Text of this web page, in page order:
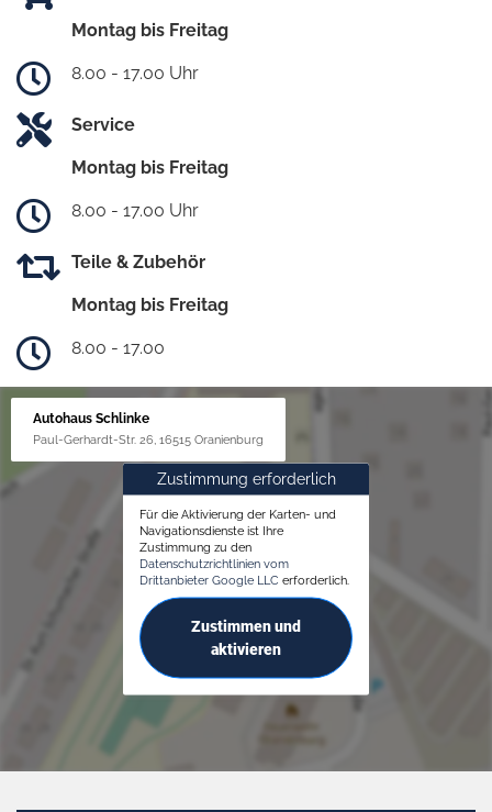
Montag bis Freitag
8.00 - 17.00 Uhr
Service
Montag bis Freitag
8.00 - 17.00 Uhr
Teile & Zubehör
Montag bis Freitag
8.00 - 17.00
Autohaus Schlinke
Paul-Gerhardt-Str. 26, 16515 Oranienburg
Zustimmung erforderlich
Für die Aktivierung der Karten- und
Navigationsdienste ist Ihre
Zustimmung zu den
Datenschutzrichtlinien vom
Drittanbieter Google LLC erforderlich.
Zustimmen und
aktivieren